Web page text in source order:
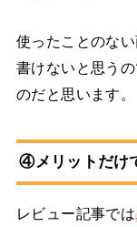
使ったことのな
書けないと思う
のだと思います。
④メリットだけ
レビュー記事では